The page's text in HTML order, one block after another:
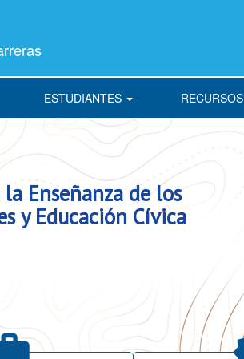
ESTUDIANTES RECURSOS
Enseñanza de los
y Educación Cívica